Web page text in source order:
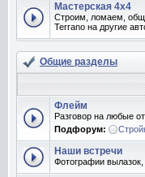
Мастерская 4x4
Строим, ломаем,
Terrano на другие
Общие разделы
Флейм
Разговор на любые
Подфорум:
Наши встречи
Фотографии вылазок,